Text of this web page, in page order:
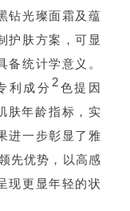
钻光璨面霜及蕴
护肤方案，可显
统计学意义。
利成分 2色提因
肤年龄指标，实
进一步彰显了雅
先优势，以高感
现更显年轻的状